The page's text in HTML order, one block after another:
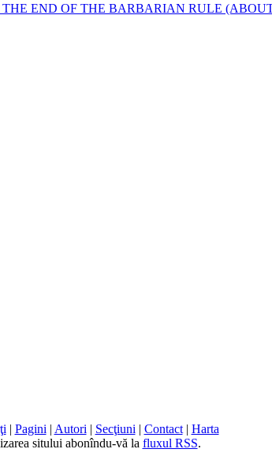
END OF THE BARBARIAN RULE
| Pagini | Autori | Secţiuni | Contact| Harta
sitului abonîndu-vă la fluxul RSS.